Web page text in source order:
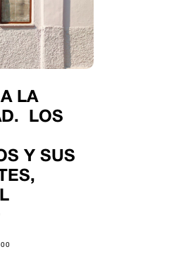
LA
LOS
Y SUS